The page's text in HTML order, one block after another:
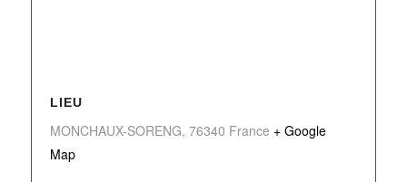
LIEU
MONCHAUX-SORENG, 76340 France + Google
Map